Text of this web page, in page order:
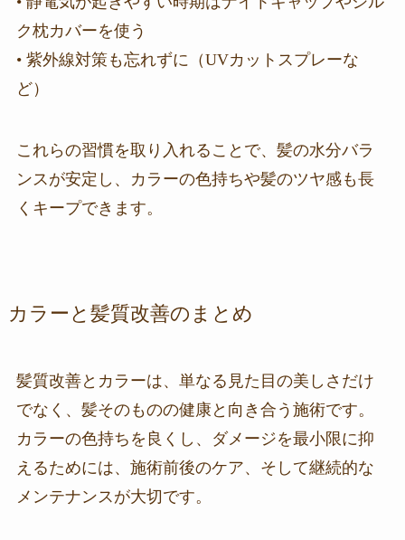
ク枕カバーを使う
• 紫外線対策も忘れずに（UVカットスプレーな
ど）
これらの習慣を取り入れることで、髪の水分バラ
ンスが安定し、カラーの色持ちや髪のツヤ感も長
くキープできます。
カラーと髪質改善のまとめ
髪質改善とカラーは、単なる見た目の美しさだけ
でなく、髪そのものの健康と向き合う施術です。
カラーの色持ちを良くし、ダメージを最小限に抑
えるためには、施術前後のケア、そして継続的な
メンテナンスが大切です。